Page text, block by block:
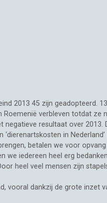
2013 45 zijn
verbleven totdat
resultaat over
in
betalen we voor
we iedereen heel erg
heel veel mensen zijn
vooral dankzij de grote inzet